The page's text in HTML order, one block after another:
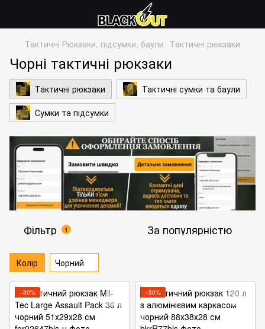
Тактичні Рюкзаки, підсумки, баули Тактичні рюкзаки
Чорні тактичні рюкзаки
Тактичні рюкзаки
Тактичні сумки та баули
Сумки та підсумки
Фільтр 1 За популярністю
Колір Чорний
−30% −30%